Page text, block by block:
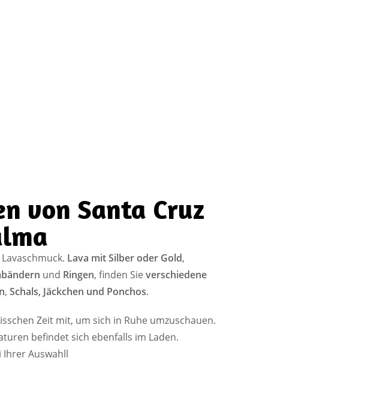
von Santa Cruz
Lava mit Silber oder Gold,
und Ringen, finden Sie verschiedene
, Schals, Jäckchen und Ponchos.
Zeit mit, um sich in Ruhe umzuschauen.
befindet sich ebenfalls im Laden.
Ihrer Auswahll